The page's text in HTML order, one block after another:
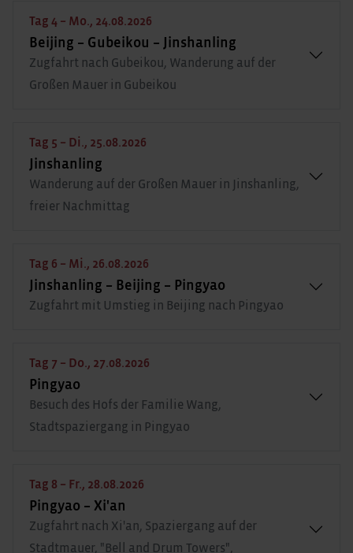
Tag 4 – Mo., 24.08.2026
Beijing – Gubeikou – Jinshanling
Zugfahrt nach Gubeikou, Wanderung auf der
Großen Mauer in Gubeikou
Tag 5 – Di., 25.08.2026
Jinshanling
Wanderung auf der Großen Mauer in Jinshanling,
freier Nachmittag
Tag 6 – Mi., 26.08.2026
Jinshanling – Beijing – Pingyao
Zugfahrt mit Umstieg in Beijing nach Pingyao
Tag 7 – Do., 27.08.2026
Pingyao
Besuch des Hofs der Familie Wang,
Stadtspaziergang in Pingyao
Tag 8 – Fr., 28.08.2026
Pingyao – Xi'an
Zugfahrt nach Xi'an, Spaziergang auf der
Stadtmauer, "Bell and Drum Towers",